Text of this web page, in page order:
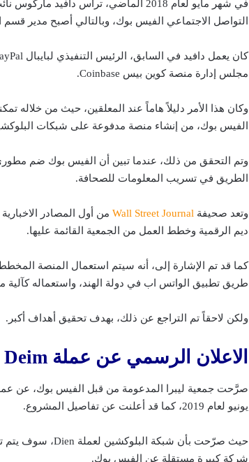
في شهر مايو لعام 2018 الماضي، ترأس
التواصل الاجتماعي الفيس بوك، وبالتالي أصبح مدير
مجلس إدارة منصة كوين بيس Coinbase.
وكان هذا الأمر دليلاً هاماً عند المعلقين، حيث من خلاله
الفيس بوك، من إنشاء منصة مدفوعة على شبكات
وتم التحقق من ذلك، عندما تبين أن الفيس بوك ضم مطوري
الطريق في تسريب المعلومات للصحافة.
وتعد صحيفةWall Street Journal من أول المصادر
ديم الرقمية وخطط العمل من الجمعية القائمة عليها.
كما قد تم الإشارة إلى، أنه سيتم استعمال المنصة
طريق تطبيق الواتس اب في دولة الهند، واستعماله كآلية
ولكن لاحقاً تم التراجع عن ذلك، بهدف تحقيق أهداف أكبر.
الاعلان الرسمي عن عملةDeim
صرَّحت جمعية ليبرا المدعومة من قبل الفيس بوك، عن
يونيو لعام 2019، كما قد أعلنت عن تفاصيل المشروع.
شركة كبيرة مستقلة عن الفيس بوك.